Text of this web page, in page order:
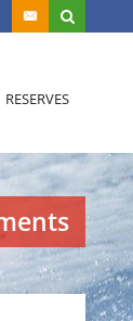
RESERVES